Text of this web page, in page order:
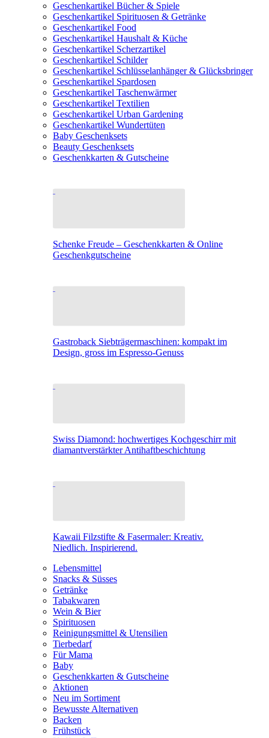
Geschenkartikel Bücher & Spiele
Geschenkartikel Spirituosen & Getränke
Geschenkartikel Food
Geschenkartikel Haushalt & Küche
Geschenkartikel Scherzartikel
Geschenkartikel Schilder
Geschenkartikel Schlüsselanhänger & Glücksbringer
Geschenkartikel Spardosen
Geschenkartikel Taschenwärmer
Geschenkartikel Textilien
Geschenkartikel Urban Gardening
Geschenkartikel Wundertüten
Baby Geschenksets
Beauty Geschenksets
Geschenkkarten & Gutscheine
Schenke Freude – Geschenkkarten & Online
Geschenkgutscheine
Gastroback Siebträgermaschinen: kompakt im
Design, gross im Espresso-Genuss
Swiss Diamond: hochwertiges Kochgeschirr mit
diamantverstärkter Antihaftbeschichtung
Kawaii Filzstifte & Fasermaler: Kreativ.
Niedlich. Inspirierend.
Lebensmittel
Snacks & Süsses
Getränke
Tabakwaren
Wein & Bier
Spirituosen
Reinigungsmittel & Utensilien
Tierbedarf
Für Mama
Baby
Geschenkkarten & Gutscheine
Aktionen
Neu im Sortiment
Bewusste Alternativen
Backen
Frühstück